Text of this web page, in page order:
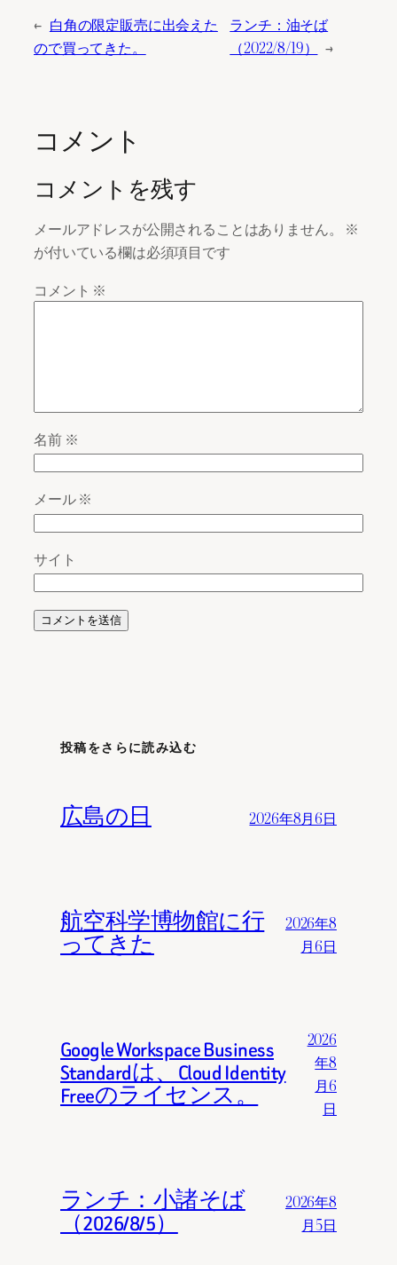
← 白角の限定販売に出会えた
ので買ってきた。
ランチ：油そば
（2022/8/19）
→
コメント
コメントを残す
メールアドレスが公開されることはありません。
※
が付いている欄は必須項目です
コメント ※
名前 ※
メール※
サイト
投稿をさらに読み込む
広島の日 2026年8月6日
航空科学博物館に行
ってきた
2026年8
月6日
Google Workspace Business
Standardは、Cloud Identity
Freeのライセンス。
2026
年8
月6
日
ランチ：小諸そば
（2026/8/5）
2026年8
月5日